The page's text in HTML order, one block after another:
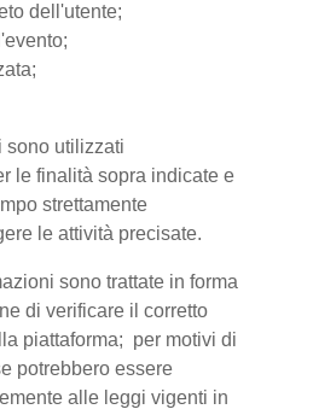
dell'utente;
sono utilizzati
le finalità sopra indicate e
strettamente
le attività precisate.
sono trattate in forma
di verificare il corretto
piattaforma; per motivi di
potrebbero essere
alle leggi vigenti in